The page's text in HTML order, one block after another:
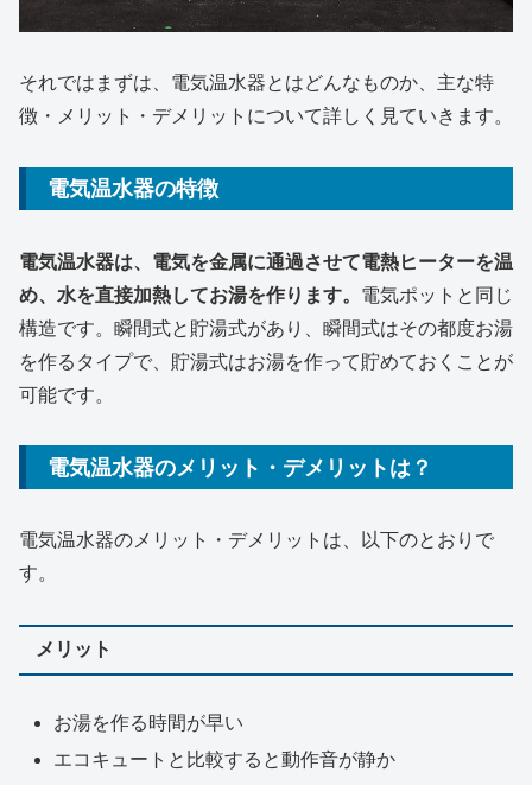
それではまずは、電気温水器とはどんなものか、主な特
徴・メリット・デメリットについて詳しく見ていきます。
電気温水器の特徴
電気温水器は、電気を金属に通過させて電熱ヒーターを温
め、水を直接加熱してお湯を作ります。 電気ポットと同じ
構造です。瞬間式と貯湯式があり、瞬間式はその都度お湯
を作るタイプで、貯湯式はお湯を作って貯めておくことが
可能です。
電気温水器のメリット・デメリットは？
電気温水器のメリット・デメリットは、以下のとおりで
す。
メリット
お湯を作る時間が早い
エコキュートと比較すると動作音が静か